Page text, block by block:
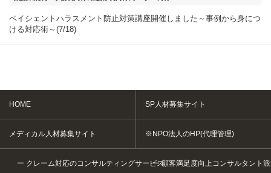
ペイシェントハラスメント防止対策講座開催しました～事例から身につ
ける対応術～(7/18)
HOME SP人材募集サイト
メディカル人材募集サイト ※NPO法人のHP(代理管理)
クレーム対応のコンサルティングサービス顧客満足度向上コンサルタント